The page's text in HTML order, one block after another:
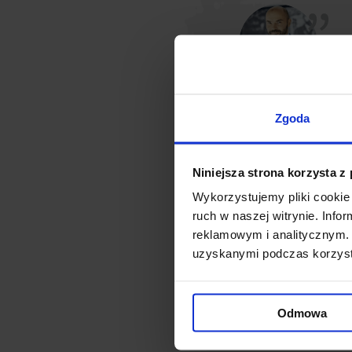
Zgoda
Niniejsza strona korzysta z
Wykorzystujemy pliki
ruch w naszej witrynie.
reklamowym i
uzyskanymi podczas
Odmowa